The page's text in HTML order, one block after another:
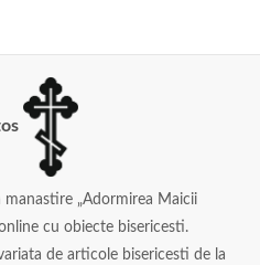
„Adormirea Maicii
cu obiecte bisericesti.
de articole bisericesti de la